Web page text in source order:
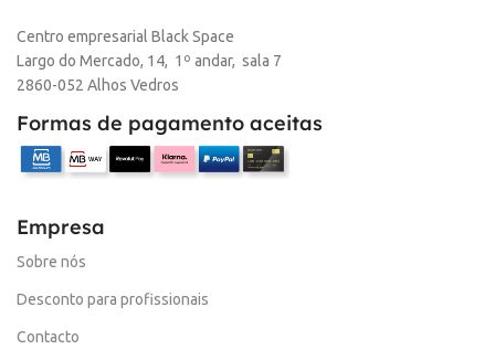
Centro empresarial Black Space
Largo do Mercado, 14, 1º andar, sala 7
2860-052 Alhos Vedros
Formas de pagamento aceitas
Empresa
Sobre nós
Desconto para profissionais
Contacto